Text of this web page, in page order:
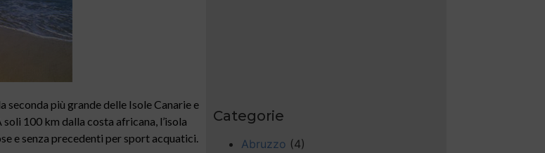
più grande delle Isole Canarie e
100 km dalla costa africana, l’isola
e senza precedenti per sport acquatici.
Categorie
Abruzzo (4)